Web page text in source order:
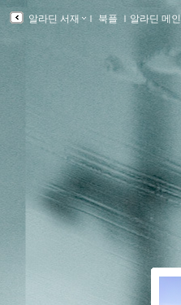
알라딘 서재 ｌ 북플 ｌ 알라딘 메인